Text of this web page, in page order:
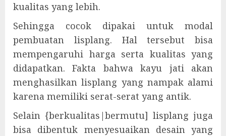
kualitas yang lebih.
Sehingga cocok dipakai untuk modal
pembuatan lisplang. Hal tersebut bisa
mempengaruhi harga serta kualitas yang
didapatkan. Fakta bahwa kayu jati akan
menghasilkan lisplang yang nampak alami
karena memiliki serat-serat yang antik.
Selain {berkualitas|bermutu] lisplang juga
bisa dibentuk menyesuaikan desain yang